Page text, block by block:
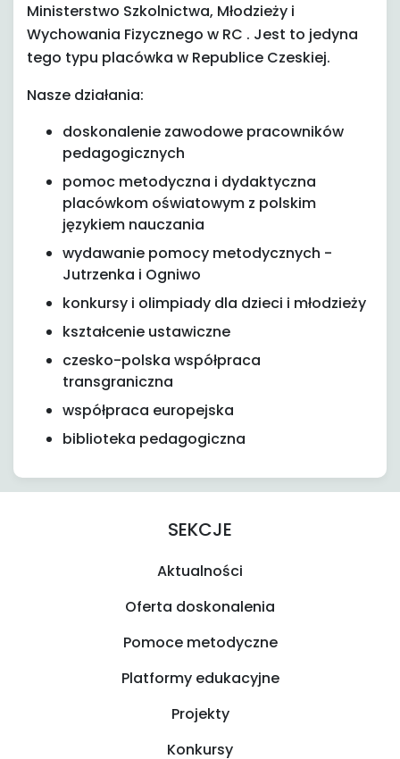
Ministerstwo Szkolnictwa, Młodzieży i
Wychowania Fizycznego w RC . Jest to jedyna
tego typu placówka w Republice Czeskiej.
Nasze działania:
doskonalenie zawodowe pracowników
pedagogicznych
pomoc metodyczna i dydaktyczna
placówkom oświatowym z polskim
językiem nauczania
wydawanie pomocy metodycznych -
Jutrzenka i Ogniwo
konkursy i olimpiady dla dzieci i młodzieży
kształcenie ustawiczne
czesko-polska współpraca
transgraniczna
współpraca europejska
biblioteka pedagogiczna
SEKCJE
Aktualności
Oferta doskonalenia
Pomoce metodyczne
Platformy edukacyjne
Projekty
Konkursy